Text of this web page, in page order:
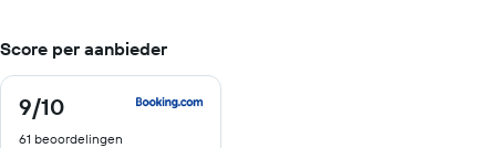
Score per aanbieder
9/10
9
van
10
61 beoordelingen